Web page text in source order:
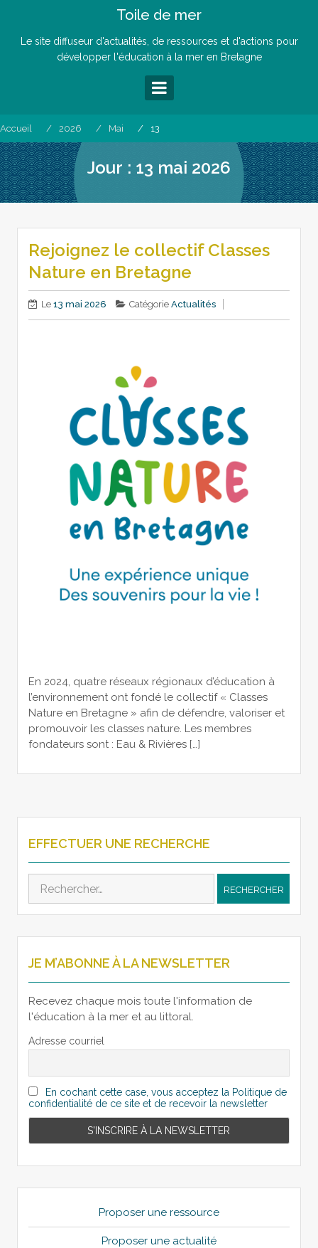
content
Toile de mer
Le site diffuseur d'actualités, de ressources et d'actions pour
développer l'éducation à la mer en Bretagne
Accueil 2026 Mai 13
Jour : 13 mai 2026
Rejoignez le collectif Classes
Nature en Bretagne
Le 13 mai 2026 Catégorie Actualités
En 2024, quatre réseaux régionaux d’éducation à
l’environnement ont fondé le collectif « Classes
Nature en Bretagne » afin de défendre, valoriser et
promouvoir les classes nature. Les membres
fondateurs sont : Eau & Rivières […]
EFFECTUER UNE RECHERCHE
JE M’ABONNE À LA NEWSLETTER
Recevez chaque mois toute l'information de
l'éducation à la mer et au littoral.
Adresse courriel
En cochant cette case, vous acceptez la Politique de
confidentialité de ce site et de recevoir la newsletter
Proposer une ressource
Proposer une actualité